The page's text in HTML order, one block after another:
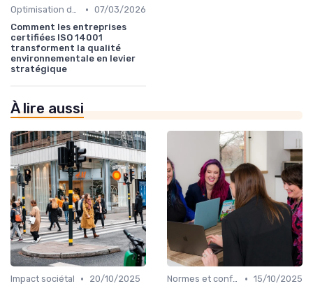
Optimisation des processus • 07/03/2026
Comment les entreprises
certifiées ISO 14001
transforment la qualité
environnementale en levier
stratégique
À lire aussi
Impact sociétal •
20/10/2025
Normes et conformité • 15/10/2025